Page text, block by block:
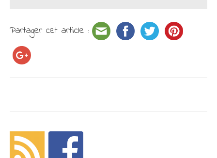
Partager cet article :